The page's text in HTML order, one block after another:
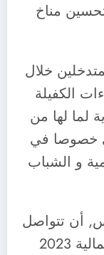
مناخ
خلال
الكفيلة
لما لها من
خصوصا في
و الشباب
أن تتواصل
المناقشات حول مشروع قانون المالية 2023